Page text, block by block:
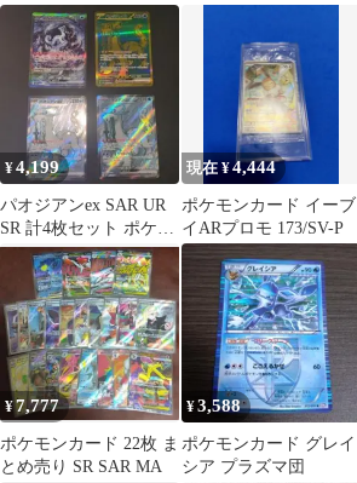
モースAR ルリリAR お
まけ15枚
¥4,199
パオジアンex SAR UR
SR 計4枚セット ポケモ
ンカード
現在 ¥4,444
ポケモンカード イーブ
イARプロモ 173/SV-P
¥7,777
ポケモンカード 22枚 ま
とめ売り SR SAR MA
¥3,588
ポケモンカード グレイ
シア プラズマ団